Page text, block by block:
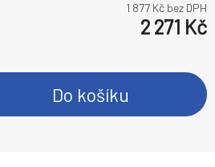
1 877 Kč bez DPH
2 271 Kč
Do košíku